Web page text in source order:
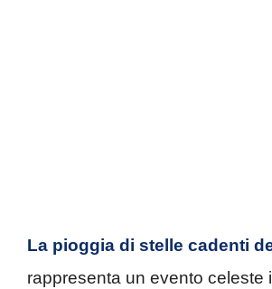
La pioggia di stelle cadenti
rappresenta un evento celeste